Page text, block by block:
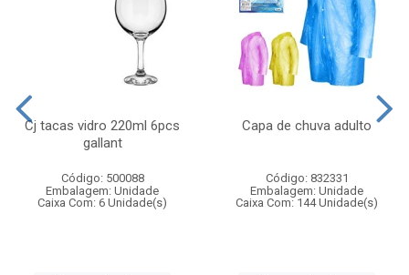
Cj tacas vidro 220ml 6pcs
gallant
Código: 500088
Embalagem: Unidade
Caixa Com: 6 Unidade(s)
Capa de chuva adulto
Código: 832331
Embalagem: Unidade
Caixa Com: 144 Unidade(s)